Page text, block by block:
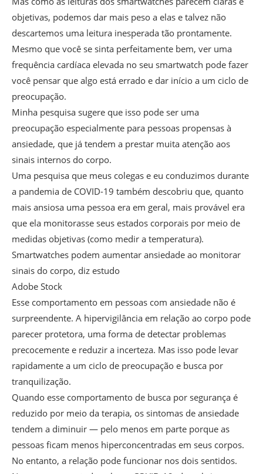
objetivas, podemos dar mais peso a elas e talvez não
descartemos uma leitura inesperada tão prontamente.
Mesmo que você se sinta perfeitamente bem, ver uma
frequência cardíaca elevada no seu smartwatch pode fazer
você pensar que algo está errado e dar início a um ciclo de
preocupação.
Minha pesquisa sugere que isso pode ser uma
preocupação especialmente para pessoas propensas à
ansiedade, que já tendem a prestar muita atenção aos
sinais internos do corpo.
Uma pesquisa que meus colegas e eu conduzimos durante
a pandemia de COVID-19 também descobriu que, quanto
mais ansiosa uma pessoa era em geral, mais provável era
que ela monitorasse seus estados corporais por meio de
medidas objetivas (como medir a temperatura).
Smartwatches podem aumentar ansiedade ao monitorar
sinais do corpo, diz estudo
Adobe Stock
Esse comportamento em pessoas com ansiedade não é
surpreendente. A hipervigilância em relação ao corpo pode
parecer protetora, uma forma de detectar problemas
precocemente e reduzir a incerteza. Mas isso pode levar
rapidamente a um ciclo de preocupação e busca por
tranquilização.
Quando esse comportamento de busca por segurança é
reduzido por meio da terapia, os sintomas de ansiedade
tendem a diminuir — pelo menos em parte porque as
pessoas ficam menos hiperconcentradas em seus corpos.
No entanto, a relação pode funcionar nos dois sentidos.